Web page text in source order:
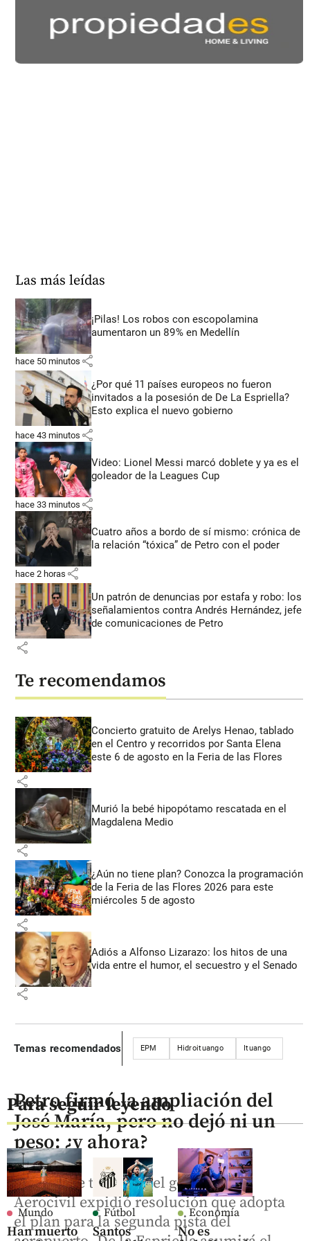
Las más leídas
¡Pilas! Los robos con escopolamina
aumentaron un 89% en Medellín
hace 50 minutos share
¿Por qué 11 países europeos no fueron
invitados a la posesión de De La Espriella?
Esto explica el nuevo gobierno
hace 43 minutos share
Video: Lionel Messi marcó doblete y ya es el
goleador de la Leagues Cup
hace 33 minutos share
Cuatro años a bordo de sí mismo: crónica de
la relación “tóxica” de Petro con el poder
hace 2 horas share
Un patrón de denuncias por estafa y robo: los
señalamientos contra Andrés Hernández, jefe
de comunicaciones de Petro
share
Te recomendamos
Concierto gratuito de Arelys Henao, tablado
en el Centro y recorridos por Santa Elena
este 6 de agosto en la Feria de las Flores
share
Murió la bebé hipopótamo rescatada en el
Magdalena Medio
share
¿Aún no tiene plan? Conozca la programación
de la Feria de las Flores 2026 para este
miércoles 5 de agosto
share
Adiós a Alfonso Lizarazo: los hitos de una
vida entre el humor, el secuestro y el Senado
share
Temas recomendados EPM Hidroituango Ituango
Para seguir leyendo
Mundo
Han muerto
Fútbol
Santos
Economía
No es
Petro firmó la ampliación del
José María, pero no dejó ni un
peso: ¿y ahora?
A horas de terminar el gobierno, la
Aerocivil expidió resolución que adopta
el plan para la segunda pista del